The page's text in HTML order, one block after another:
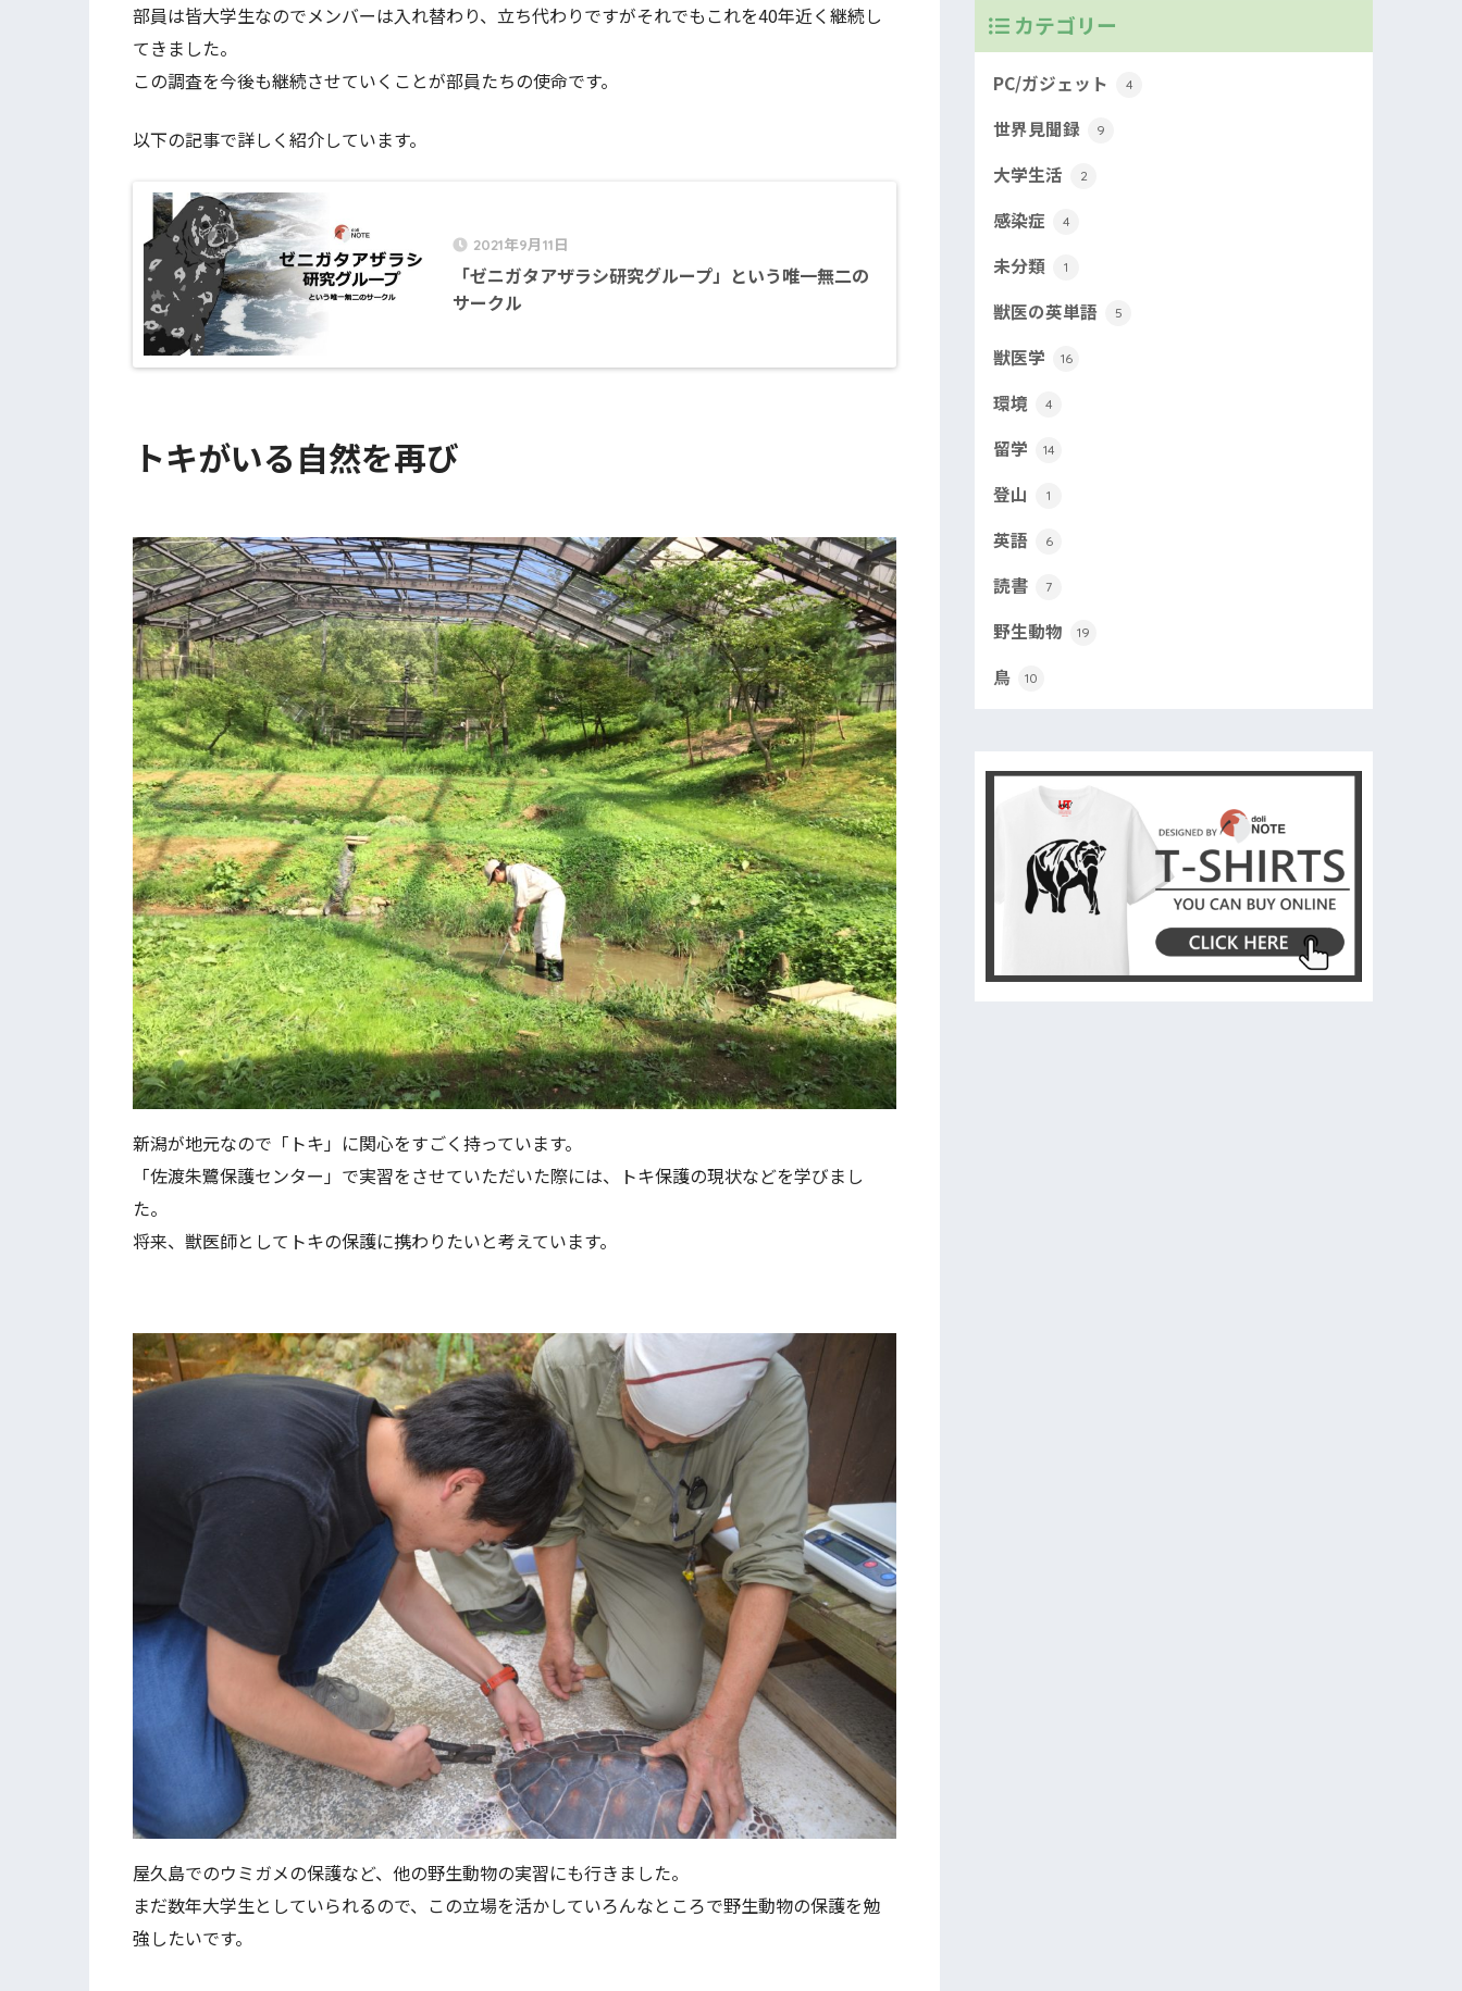
部員は皆大学生なのでメンバーは入れ替わり、立ち代わりですがそれでもこれを40年近く継続し
てきました。
この調査を今後も継続させていくことが部員たちの使命です。
以下の記事で詳しく紹介しています。
2021年9月11日
「ゼニガタアザラシ研究グループ」という唯一無二の
サークル
トキがいる自然を再び
新潟が地元なので「トキ」に関心をすごく持っています。
「佐渡朱鷺保護センター」で実習をさせていただいた際には、トキ保護の現状などを学びまし
た。
将来、獣医師としてトキの保護に携わりたいと考えています。
屋久島でのウミガメの保護など、他の野生動物の実習にも行きました。
まだ数年大学生としていられるので、この立場を活かしていろんなところで野生動物の保護を勉
強したいです。
カテゴリー
PC/ガジェット 4
世界見聞録 9
大学生活 2
感染症 4
未分類 1
獣医の英単語 5
獣医学 16
環境 4
留学 14
登山 1
英語 6
読書 7
野生動物 19
鳥 10